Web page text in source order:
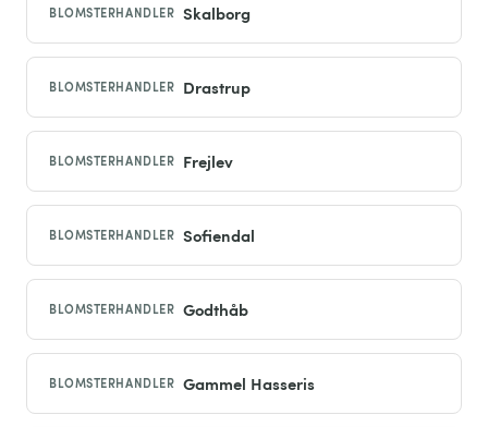
BLOMSTERHANDLER Skalborg
BLOMSTERHANDLER Drastrup
BLOMSTERHANDLER Frejlev
BLOMSTERHANDLER Sofiendal
BLOMSTERHANDLER Godthåb
BLOMSTERHANDLER Gammel Hasseris